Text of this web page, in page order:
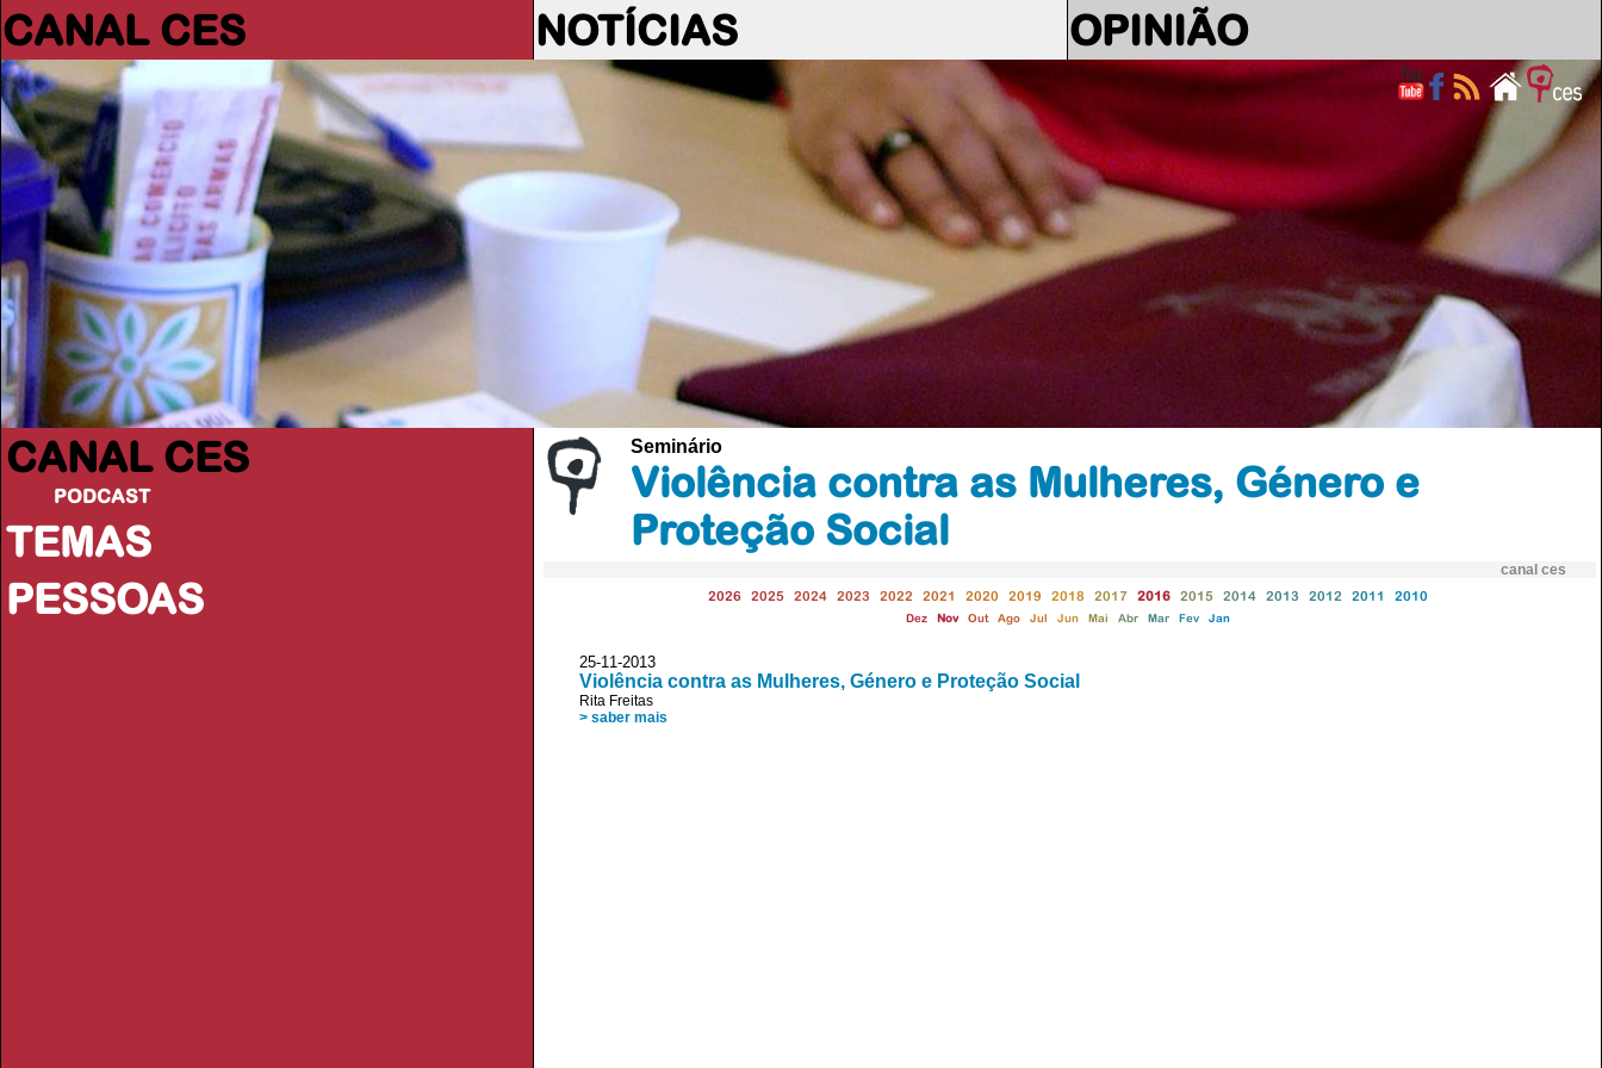
CANAL CES NOTÍCIAS OPINIÃO
CANAL CES
PODCAST
TEMAS
PESSOAS
Seminário
Violência contra as Mulheres, Género e
Proteção Social
canal ces
2026 2025 2024 2023 2022 2021 2020 2019 2018 2017 2016 2015 2014 2013 2012 2011 2010
Dez Nov Out Ago Jul Jun Mai Abr Mar Fev Jan
25-11-2013
Violência contra as Mulheres, Género e Proteção Social
Rita Freitas
> saber mais